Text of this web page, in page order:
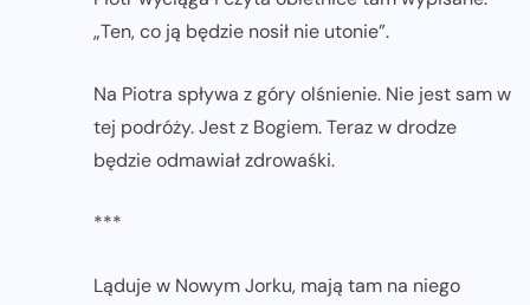
„Ten, co ją będzie nosił nie utonie”.
Na Piotra spływa z góry olśnienie. Nie jest sam w
tej podróży. Jest z Bogiem. Teraz w drodze
będzie odmawiał zdrowaśki.
***
Ląduje w Nowym Jorku, mają tam na niego